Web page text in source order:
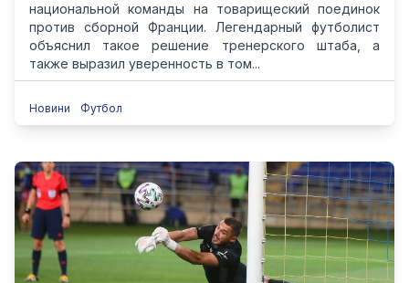
национальной команды на товарищеский поединок
против сборной Франции. Легендарный футболист
объяснил такое решение тренерского штаба, а
также выразил уверенность в том...
Новини Футбол